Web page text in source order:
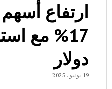
ارتفاع
دولار
19 يونيو، 2025